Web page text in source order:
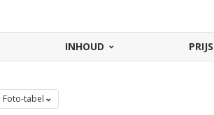
INHOUD PRIJS
Foto-tabel